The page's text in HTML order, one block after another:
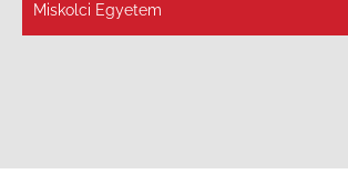
Miskolci Egyetem